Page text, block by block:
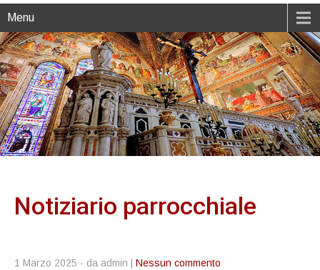
Menu
Notiziario parrocchiale
1 Marzo 2025 - da admin | Nessun commento